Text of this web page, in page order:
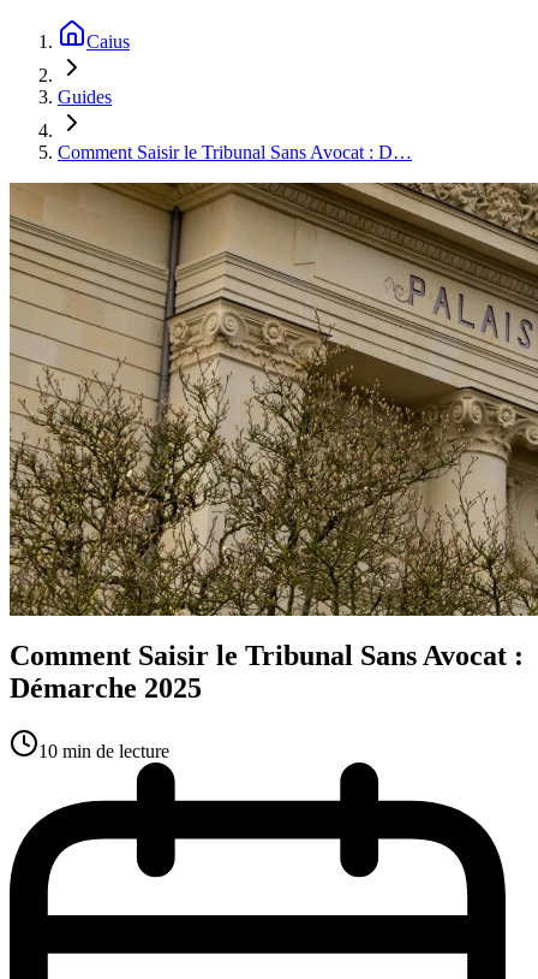
Caius
Guides
Comment Saisir le Tribunal Sans Avocat : D…
Comment Saisir le Tribunal Sans Avocat :
Démarche 2025
10 min de lecture